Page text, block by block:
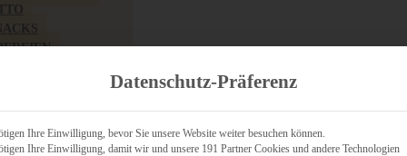
Datenschutz-Präferenz
Ihre Einwilligung, bevor Sie unsere Website weiter besuchen können.
Ihre Einwilligung, damit wir und unsere 191 Partner Cookies und andere Technologien